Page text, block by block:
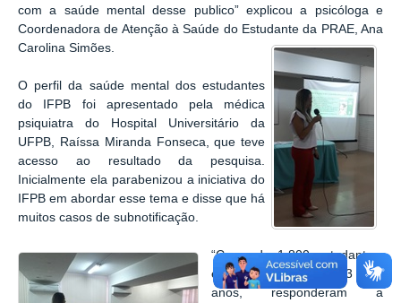
com a saúde mental desse publico” explicou a psicóloga e
Coordenadora de Atenção à Saúde do Estudante da PRAE, Ana
Carolina Simões.
O perfil da saúde mental dos estudantes
do IFPB foi apresentado pela médica
psiquiatra do Hospital Universitário da
UFPB, Raíssa Miranda Fonseca, que teve
acesso ao resultado da pesquisa.
Inicialmente ela parabenizou a iniciativa do
IFPB em abordar esse tema e disse que há
muitos casos de subnotificação.
“Cerca de 1.800 estudantes,
em sua maioria entre 13 e 17
anos, responderam a